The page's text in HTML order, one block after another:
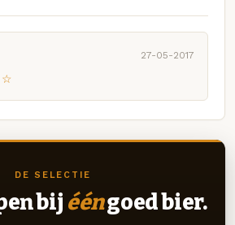
27-05-2017
DE SELECTIE
bij ééngoed bier.